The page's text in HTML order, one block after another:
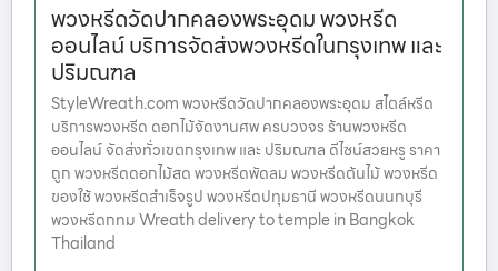
พวงหรีดวัดปากคลองพระอุดม พวงหรีด
ออนไลน์ บริการจัดส่งพวงหรีดในกรุงเทพ และ
ปริมณฑล
StyleWreath.com พวงหรีดวัดปากคลองพระอุดม สไตล์หรีด
บริการพวงหรีด ดอกไม้จัดงานศพ ครบวงจร ร้านพวงหรีด
ออนไลน์ จัดส่งทั่วเขตกรุงเทพ และ ปริมณฑล ดีไซน์สวยหรู ราคา
ถูก พวงหรีดดอกไม้สด พวงหรีดพัดลม พวงหรีดต้นไม้ พวงหรีด
ของใช้ พวงหรีดสำเร็จรูป พวงหรีดปทุมธานี พวงหรีดนนทบุรี
พวงหรีดกทม Wreath delivery to temple in Bangkok
Thailand